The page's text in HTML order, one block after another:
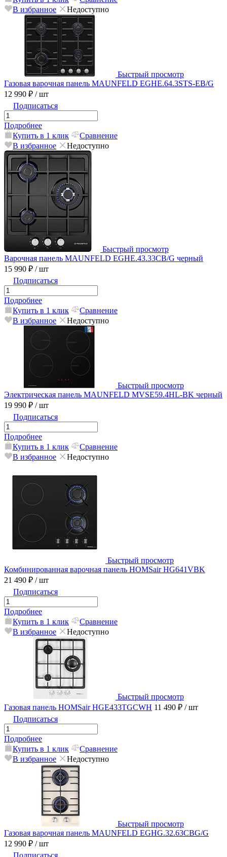
В избранное
Недоступно
Быстрый просмотр
Газовая варочная панель MAUNFELD EGHE.64.3STS-EB/G
12 990 ₽ / шт
Подписаться
Подробнее
Купить в 1 клик
Сравнение
В избранное
Недоступно
Быстрый просмотр
Варочная панель MAUNFELD EGHE.43.33CB/G черный
15 990 ₽ / шт
Подписаться
Подробнее
Купить в 1 клик
Сравнение
В избранное
Недоступно
Быстрый просмотр
Электрическая панель MAUNFELD MVSE59.4HL-BK черный
19 990 ₽ / шт
Подписаться
Подробнее
Купить в 1 клик
Сравнение
В избранное
Недоступно
Быстрый просмотр
Комбинированная варочная панель HOMSair HG641VBK
21 490 ₽ / шт
Подписаться
Подробнее
Купить в 1 клик
Сравнение
В избранное
Недоступно
Быстрый просмотр
Газовая панель HOMSair HGE433TGCWH 11 490 ₽ / шт
Подписаться
Подробнее
Купить в 1 клик
Сравнение
В избранное
Недоступно
Быстрый просмотр
Газовая варочная панель MAUNFELD EGHG.32.63CBG/G
12 990 ₽ / шт
Подписаться